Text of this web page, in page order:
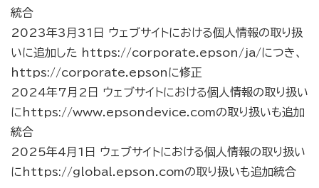
統合
2023年3月31日 ウェブサイトにおける個人情報の取り扱
いに追加した https://corporate.epson/ja/につき、
https://corporate.epsonに修正
2024年7月2日 ウェブサイトにおける個人情報の取り扱い
にhttps://www.epsondevice.comの取り扱いも追加
統合
2025年4月1日 ウェブサイトにおける個人情報の取り扱い
にhttps://global.epson.comの取り扱いも追加統合